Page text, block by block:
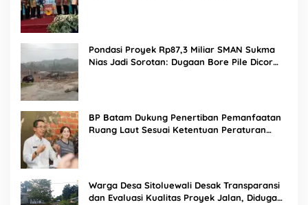
Pondasi Proyek Rp87,3 Miliar SMAN Sukma
Nias Jadi Sorotan: Dugaan Bore Pile Dicor
BP Batam Dukung Penertiban Pemanfaatan
Ruang Laut Sesuai Ketentuan Peraturan
Warga Desa Sitoluewali Desak Transparansi
dan Evaluasi Kualitas Proyek Jalan, Diduga